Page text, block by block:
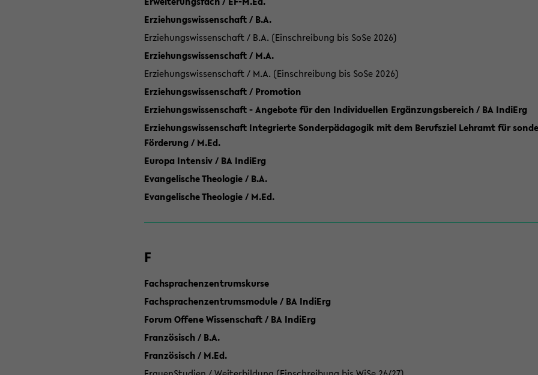
Erziehungswissenschaft / B.A.
Erziehungswissenschaft / B.A. (Einschreibung bis SoSe 2026)
Erziehungswissenschaft / M.A.
Erziehungswissenschaft / M.A. (Einschreibung bis SoSe 2026)
Erziehungswissenschaft / Promotion
Erziehungswissenschaft - Angebote für den Individuellen Ergänzungsbereich / BA IndiErg
Erziehungswissenschaft Integrierte Sonderpädagogik mit dem Berufsziel Lehramt für
Förderung / M.Ed.
Europa Intensiv / BA IndiErg
Evangelische Theologie / B.A.
Evangelische Theologie / M.Ed.
F
Fachsprachenzentrumskurse
Fachsprachenzentrumsmodule / BA IndiErg
Forum Offene Wissenschaft / BA IndiErg
Französisch / B.A.
Französisch / M.Ed.